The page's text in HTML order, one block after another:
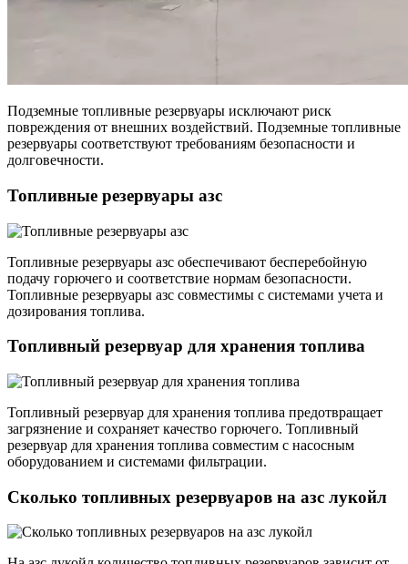
Подземные топливные резервуары исключают риск
повреждения от внешних воздействий. Подземные топливные
резервуары соответствуют требованиям безопасности и
долговечности.
Топливные резервуары азс
Топливные резервуары азс обеспечивают бесперебойную
подачу горючего и соответствие нормам безопасности.
Топливные резервуары азс совместимы с системами учета и
дозирования топлива.
Топливный резервуар для хранения топлива
Топливный резервуар для хранения топлива предотвращает
загрязнение и сохраняет качество горючего. Топливный
резервуар для хранения топлива совместим с насосным
оборудованием и системами фильтрации.
Сколько топливных резервуаров на азс лукойл